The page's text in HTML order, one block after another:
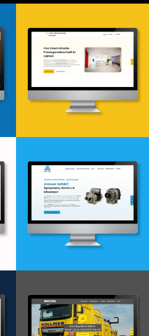
Webdesign & -entwicklung
Webdesign & -entwicklung